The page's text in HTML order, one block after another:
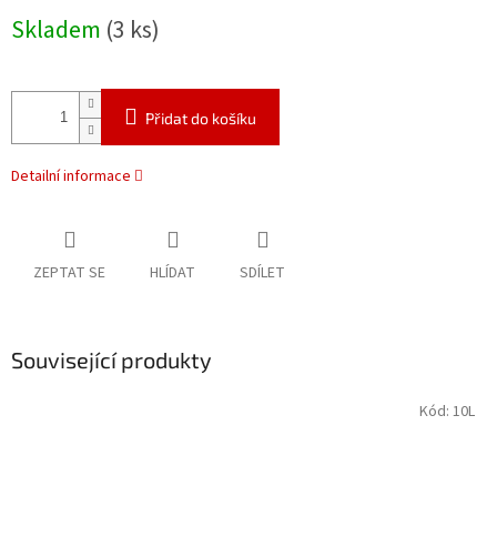
cena:
Skladem (3 ks)
Přidat do košíku
Detailní informace
ZEPTAT SE HLÍDAT SDÍLET
Související produkty
Kód: 10L